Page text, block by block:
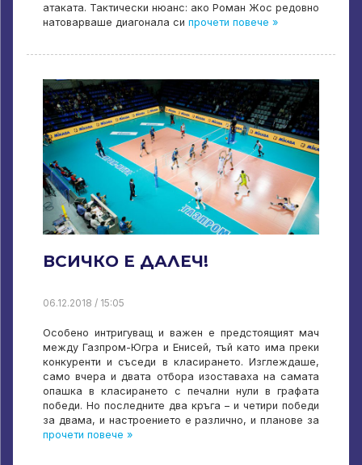
атаката. Тактически нюанс: ако Роман Жос редовно
натоварваше диагонала си прочети повече »
ВСИЧКО Е ДАЛЕЧ!
06.12.2018 / 15:05
Особено интригуващ и важен е предстоящият мач
между Газпром-Югра и Енисей, тъй като има преки
конкуренти и съседи в класирането. Изглеждаше,
само вчера и двата отбора изоставаха на самата
опашка в класирането с печални нули в графата
победи. Но последните два кръга – и четири победи
за двама, и настроението е различно, и планове за
прочети повече »